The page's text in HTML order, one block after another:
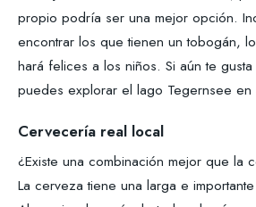
propio podría ser una mejor opción.
encontrar los que tienen un tobogán,
hará felices a los niños. Si aún te gusta
puedes explorar el lago Tegernsee en
Cervecería real local
¿Existe una combinación mejor que la
La cerveza tiene una larga e